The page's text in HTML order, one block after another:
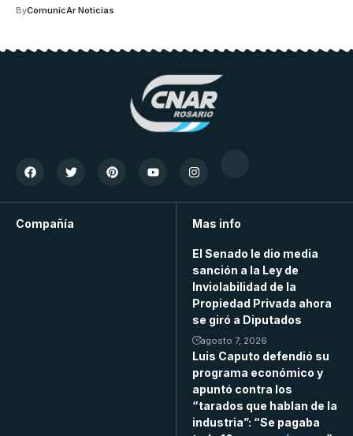
ByComunicAr Noticias
Compañía Mas info
El Senado le dio media
sanción a la Ley de
Inviolabilidad de la
Propiedad Privada ahora
se giró a Diputados
agosto 7, 2026
Luis Caputo defendió su
programa económico y
apuntó contra los
“tarados que hablan de la
industria”: “Se pagaba